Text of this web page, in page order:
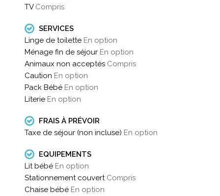
TV Compris
SERVICES
Linge de toilette En option
Ménage fin de séjour En option
Animaux non acceptés Compris
Caution En option
Pack Bébé En option
Literie En option
FRAIS À PRÉVOIR
Taxe de séjour (non incluse) En option
EQUIPEMENTS
Lit bébé En option
Stationnement couvert Compris
Chaise bébé En option